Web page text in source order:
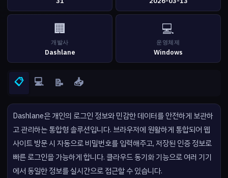
🏢
개발사
Dashlane
💻
운영체제
Windows
📋 💻 📝 📥
Dashlane은 개인의 로그인 정보와 민감한 데이터를 안전하게 보관하
고 관리하는 통합형 솔루션입니다. 브라우저에 원활하게 통합되어 웹
사이트 방문 시 자동으로 비밀번호를 입력해주고, 저장된 인증 정보로
빠른 로그인을 가능하게 합니다. 클라우드 동기화 기능으로 여러 기기
에서 동일한 정보를 실시간으로 접근할 수 있습니다.